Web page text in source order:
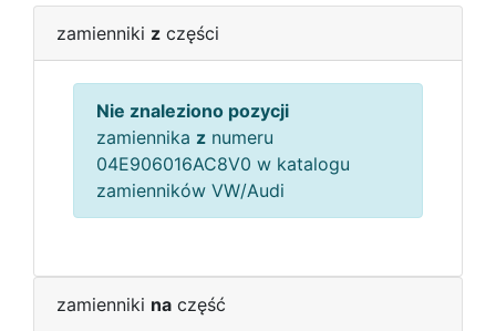
zamienniki z części
Nie znaleziono pozycji
zamiennika z numeru
04E906016AC8V0 w katalogu
zamienników VW/Audi
zamienniki na część